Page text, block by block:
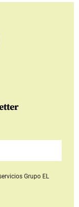
Grupo EL